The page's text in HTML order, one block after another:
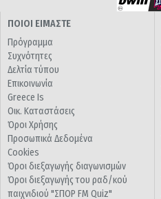
ΠΟΙΟΙ ΕΙΜΑΣΤΕ
Πρόγραμμα
Συχνότητες
Δελτία τύπου
Επικοινωνία
Greece Is
Οικ. Καταστάσεις
Όροι Χρήσης
Προσωπικά Δεδομένα
Cookies
Όροι διεξαγωγής διαγωνισμών
Όροι διεξαγωγής του ραδ/κού
παιχνιδιού "ΣΠΟΡ FM Quiz"